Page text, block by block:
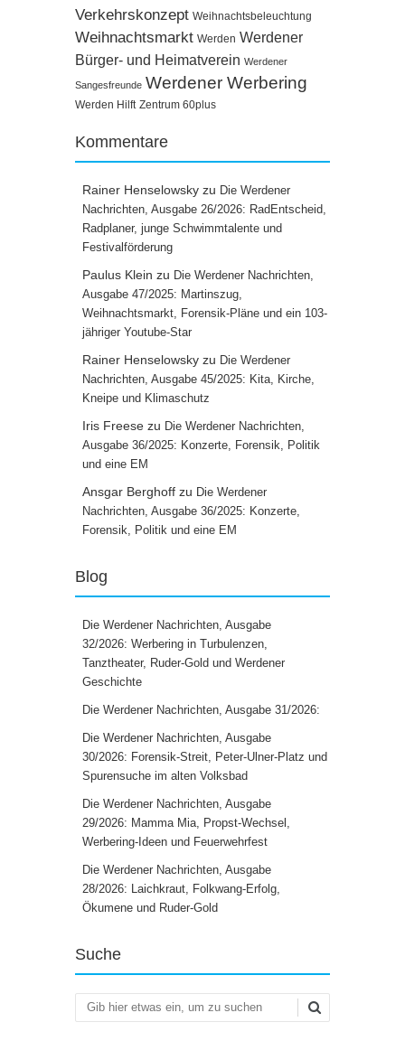
Verkehrskonzept Weihnachtsbeleuchtung
Weihnachtsmarkt Werden Werdener
Bürger- und Heimatverein Werdener
Sangesfreunde Werdener Werbering
Werden Hilft Zentrum 60plus
Kommentare
Rainer Henselowsky zu Die Werdener
Nachrichten, Ausgabe 26/2026: RadEntscheid,
Radplaner, junge Schwimmtalente und
Festivalförderung
Paulus Klein zu Die Werdener Nachrichten,
Ausgabe 47/2025: Martinszug,
Weihnachtsmarkt, Forensik-Pläne und ein 103-
jähriger Youtube-Star
Rainer Henselowsky zu Die Werdener
Nachrichten, Ausgabe 45/2025: Kita, Kirche,
Kneipe und Klimaschutz
Iris Freese zu Die Werdener Nachrichten,
Ausgabe 36/2025: Konzerte, Forensik, Politik
und eine EM
Ansgar Berghoff zu Die Werdener
Nachrichten, Ausgabe 36/2025: Konzerte,
Forensik, Politik und eine EM
Blog
Die Werdener Nachrichten, Ausgabe
32/2026: Werbering in Turbulenzen,
Tanztheater, Ruder-Gold und Werdener
Geschichte
Die Werdener Nachrichten, Ausgabe 31/2026:
Die Werdener Nachrichten, Ausgabe
30/2026: Forensik-Streit, Peter-Ulner-Platz und
Spurensuche im alten Volksbad
Die Werdener Nachrichten, Ausgabe
29/2026: Mamma Mia, Propst-Wechsel,
Werbering-Ideen und Feuerwehrfest
Die Werdener Nachrichten, Ausgabe
28/2026: Laichkraut, Folkwang-Erfolg,
Ökumene und Ruder-Gold
Suche
Suchen